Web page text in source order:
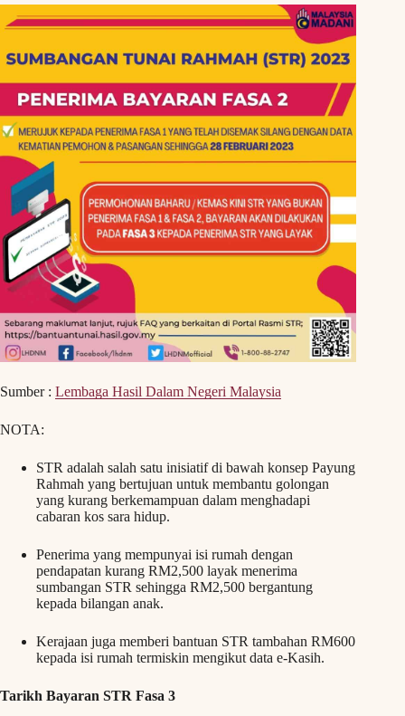
Sumber : Lembaga Hasil Dalam Negeri Malaysia
NOTA:
STR adalah salah satu inisiatif di bawah konsep Payung
Rahmah yang bertujuan untuk membantu golongan
yang kurang berkemampuan dalam menghadapi
cabaran kos sara hidup.
Penerima yang mempunyai isi rumah dengan
pendapatan kurang RM2,500 layak menerima
sumbangan STR sehingga RM2,500 bergantung
kepada bilangan anak.
Kerajaan juga memberi bantuan STR tambahan RM600
kepada isi rumah termiskin mengikut data e-Kasih.
Tarikh Bayaran STR Fasa 3